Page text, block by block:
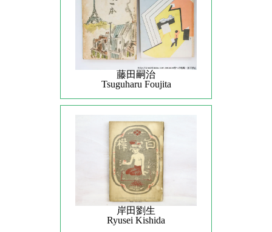
藤田嗣治
Tsuguharu Foujita
岸田劉生
Ryusei Kishida